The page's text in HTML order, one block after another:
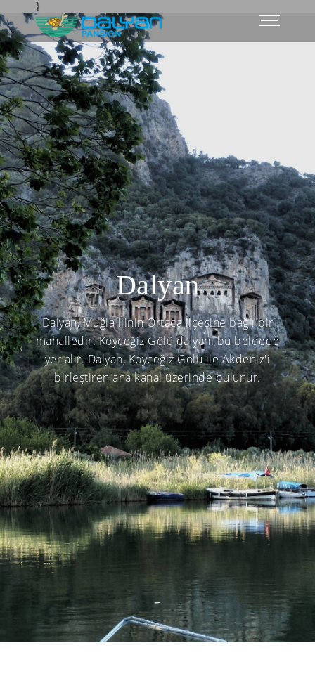
}
Dalyan
Dalyan, Muğla ilinin Ortaca ilçesine bağlı bir
mahalledir. Köyceğiz Gölü dalyanı bu beldede
yer alır. Dalyan, Köyceğiz Gölü ile Akdeniz'i
birleştiren ana kanal üzerinde bulunur.